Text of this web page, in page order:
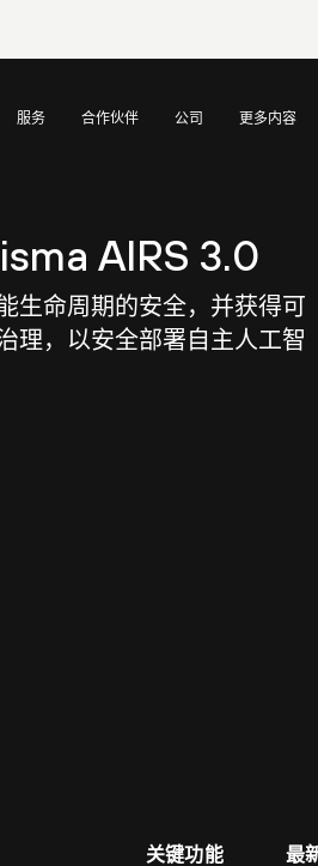
服务 合作伙伴 公司 更多内容
AIRS 3.0
生命周期的安全，并获得可
理，以安全部署自主人工智
关键功能 最